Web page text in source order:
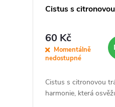
Cistus s
60 Kč
Momentálně
nedostupné
Cistus s citronovou
harmonie, která